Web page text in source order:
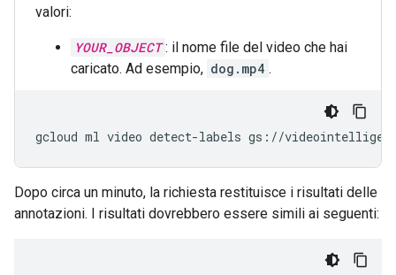
valori:
YOUR_OBJECT : il nome file del video che hai
caricato. Ad esempio, dog.mp4 .
gcloud ml video detect-labels gs://
Dopo circa un minuto, la richiesta restituisce i risultati delle
annotazioni. I risultati dovrebbero essere simili ai seguenti: